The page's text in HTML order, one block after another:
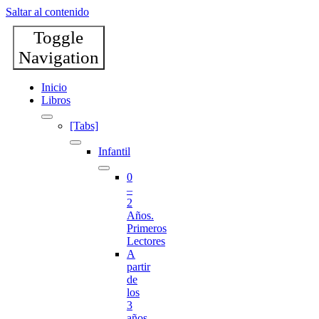
Saltar al contenido
Toggle
Navigation
Inicio
Libros
[Tabs]
Infantil
0
–
2
Años.
Primeros
Lectores
A
partir
de
los
3